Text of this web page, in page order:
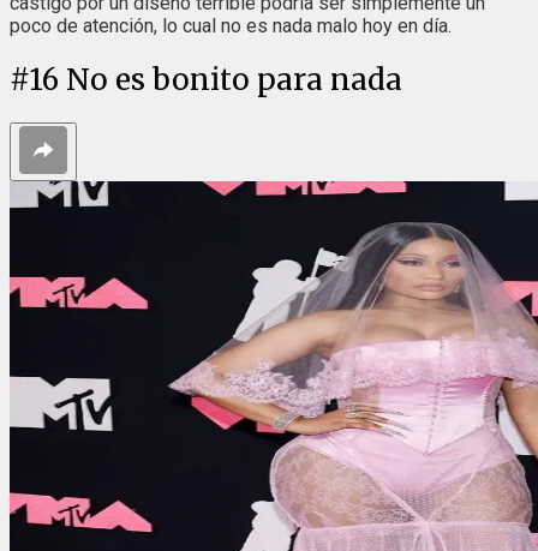
poco de atención, lo cual no es nada malo hoy en día.
#16 No es bonito para nada